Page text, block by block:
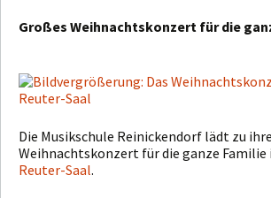
Großes Weihnachtskonzert für die
Die Musikschule Reinickendorf lädt zu
Weihnachtskonzert für die ganze Familie
Reuter-Saal.